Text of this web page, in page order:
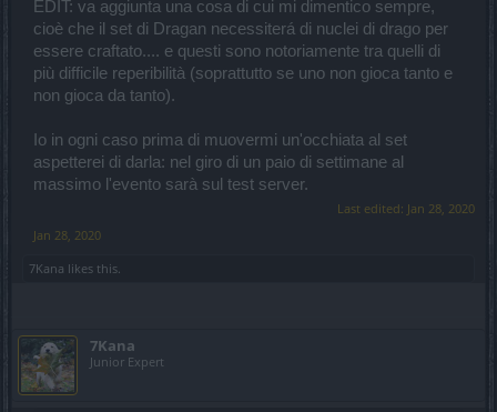
EDIT: va aggiunta una cosa di cui mi dimentico sempre,
cioè che il set di Dragan necessiterá di nuclei di drago per
essere craftato.... e questi sono notoriamente tra quelli di
più difficile reperibilità (soprattutto se uno non gioca tanto e
non gioca da tanto).
Io in ogni caso prima di muovermi un'occhiata al set
aspetterei di darla: nel giro di un paio di settimane al
massimo l'evento sarà sul test server.
Last edited: Jan 28, 2020
Jan 28, 2020
7Kana likes this.
7Kana
Junior Expert